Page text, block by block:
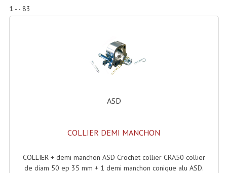
Sonorisation
Accessoires Pieds Cellules Diamants
Accessoires Enceintes
Cellule (s)
Selecteurs Audio Vidéo
1 - - 83
ASD
COLLIER DEMI MANCHON
COLLIER + demi manchon ASD Crochet collier CRA50 collier
de diam 50 ep 35 mm + 1 demi manchon conique alu ASD.